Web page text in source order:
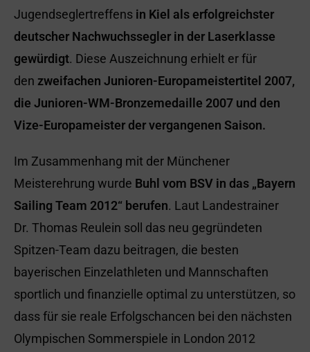
Jugendseglertreffens in Kiel als erfolgreichster
deutscher Nachwuchssegler in der Laserklasse
gewürdigt. Diese Auszeichnung erhielt er für
den zweifachen Junioren-Europameistertitel 2007,
die Junioren-WM-Bronzemedaille 2007 und den
Vize-Europameister der vergangenen Saison.
Im Zusammenhang mit der Münchener
Meisterehrung wurde Buhl vom BSV in das „Bayern
Sailing Team 2012“ berufen. Laut Landestrainer
Dr. Thomas Reulein soll das neu gegründeten
Spitzen-Team dazu beitragen, die besten
bayerischen Einzelathleten und Mannschaften
sportlich und finanzielle optimal zu unterstützen, so
dass für sie reale Erfolgschancen bei den nächsten
Olympischen Sommerspiele in London 2012